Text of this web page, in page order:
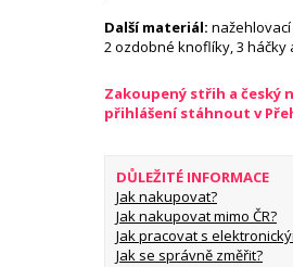
Další materiál: nažehlovací
2 ozdobné knoflíky, 3 háčky
Zakoupený střih a český
přihlášení stáhnout v
DŮLEŽITÉ INFORMACE
Jak nakupovat?
Jak nakupovat mimo ČR?
Jak pracovat s
Jak se správně změřit?